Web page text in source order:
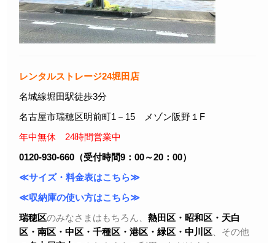
レンタルストレージ24堀田店
名城線堀田駅徒歩3分
名古屋市瑞穂区明前町1－15 メゾン阪野１F
年中無休 24時間営業中
0120-930-660（受付時間9：00～20：00）
≪サイズ・料金表はこちら≫
≪収納庫の使い方はこちら≫
瑞穂区のみなさまはもちろん、 熱田区・昭和区・天白
区・ 南区・中区・千種区・港区・緑区・中川区 、その他